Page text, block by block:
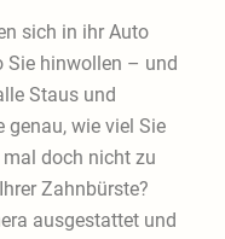
sich in ihr Auto
Sie hinwollen – und
Staus und
genau, wie viel Sie
doch nicht zu
Zahnbürste?
ausgestattet und